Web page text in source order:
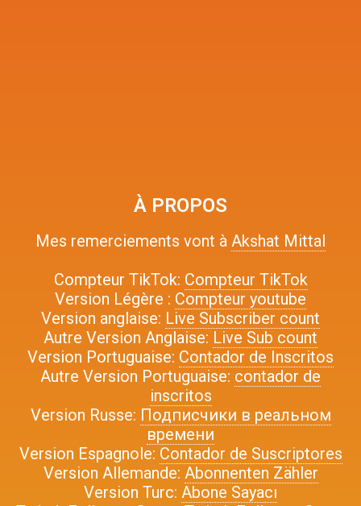
À PROPOS
Mes remerciements vont à Akshat Mittal
Compteur TikTok: Compteur TikTok
Version Légère : Compteur youtube
Version anglaise: Live Subscriber count
Autre Version Anglaise: Live Sub count
Version Portuguaise: Contador de Inscritos
Autre Version Portuguaise: contador de
inscritos
Version Russe: Подписчики в реальном
времени
Version Espagnole: Contador de Suscriptores
Version Allemande: Abonnenten Zähler
Version Turc: Abone Sayacı